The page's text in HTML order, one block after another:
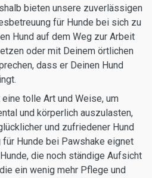
bieten unsere zuverlässigen
für Hunde bei sich zu
Hund auf dem Weg zur Arbeit
oder mit Deinem örtlichen
dass er Deinen Hund
tolle Art und Weise, um
und körperlich auszulasten,
und zufriedener Hund
Hunde bei Pawshake eignet
die noch ständige Aufsicht
ein wenig mehr Pflege und